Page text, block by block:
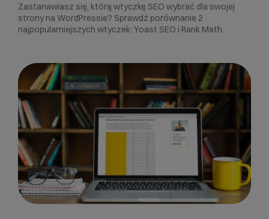
Zastanawiasz się, którą wtyczkę SEO wybrać dla swojej
strony na WordPressie? Sprawdź porównanie 2
najpopularniejszych wtyczek: Yoast SEO i Rank Math.